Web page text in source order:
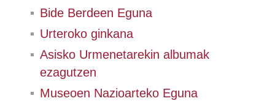
Bide Berdeen Eguna
Urteroko ginkana
Asisko Urmenetarekin albumak
ezagutzen
Museoen Nazioarteko Eguna